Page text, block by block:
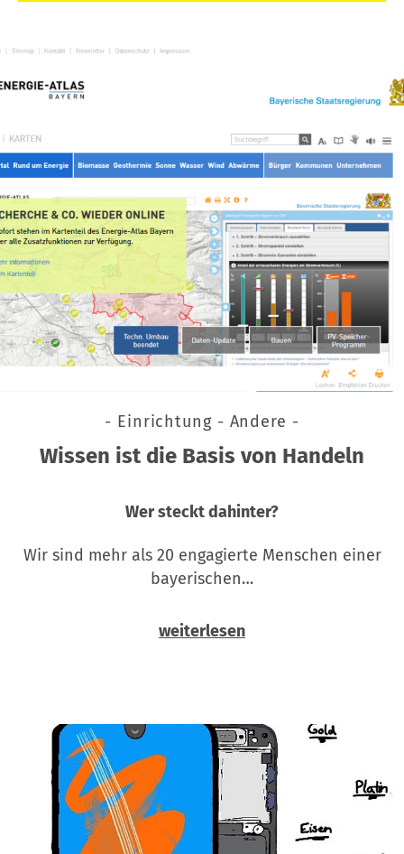
- Einrichtung - Andere -
Wissen ist die Basis von Handeln
Wer steckt dahinter?
Wir sind mehr als 20 engagierte Menschen einer
bayerischen…
weiterlesen